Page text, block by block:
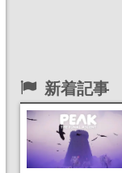
新着記事